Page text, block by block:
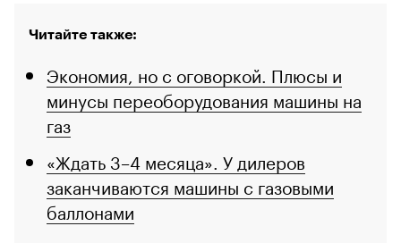
Читайте также:
Экономия, но с оговоркой. Плюсы и
минусы переоборудования машины на
газ
«Ждать 3–4 месяца». У дилеров
заканчиваются машины с газовыми
баллонами